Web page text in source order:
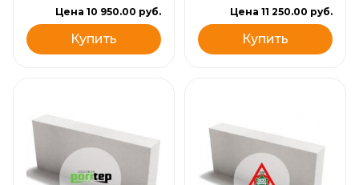
Цена 10 950.00 руб.
Купить
Цена 11 250.00 руб.
Купить